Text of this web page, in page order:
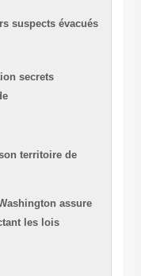
suspects évacués
secrets
territoire de
assure
les lois